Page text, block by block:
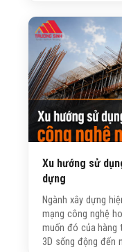
Sinh sẽ giúp bạn
những lưu ý quan
Xu hướng sử
dựng
Ngành xây dựng
mạng công nghệ
muốn đó của hàng
3D sống động đến